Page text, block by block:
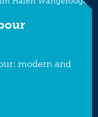
modern and